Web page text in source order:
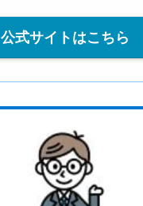
公式サイトはこちら